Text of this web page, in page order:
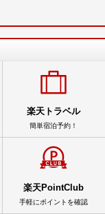
楽天トラベル
簡単宿泊予約！
楽天PointClub
手軽にポイントを確認